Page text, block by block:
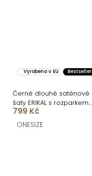
Vyrobeno v EU Bestseller
Černé dlouhé saténové
šaty ERIKAL s rozparkem
a šněrováním
799 Kč
ONESIZE